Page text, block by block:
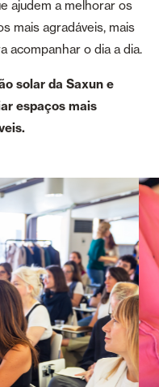
ajudem a melhorar os
mais agradáveis, mais
acompanhar o dia a dia.
solar da Saxun e
espaços mais